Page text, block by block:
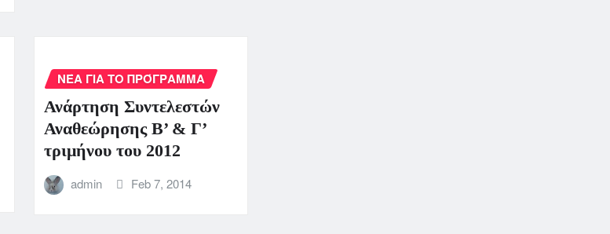
ΝΈΑ ΓΙΑ ΤΟ ΠΡΌΓΡΑΜΜΑ
Ανάρτηση Συντελεστών
Αναθεώρησης Β’ & Γ’
τριμήνου του 2012
admin Feb 7, 2014